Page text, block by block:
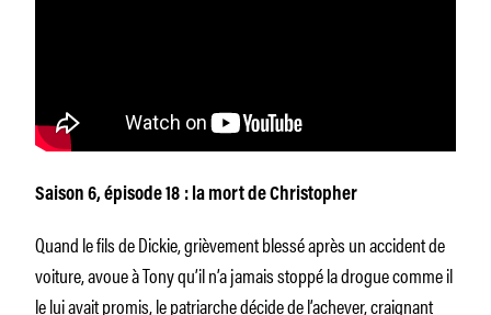
Saison 6, épisode 18 : la mort de Christopher
Quand le fils de Dickie, grièvement blessé après un accident de
voiture, avoue à Tony qu’il n’a jamais stoppé la drogue comme il
le lui avait promis, le patriarche décide de l’achever, craignant